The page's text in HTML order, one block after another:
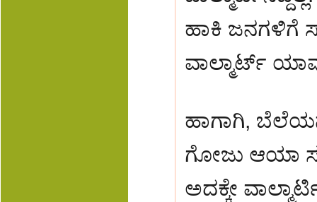
ಹಾಕಿ ಜನಗಳಿಗೆ
ವಾಲ್ಮಾರ್ಟ್
ಹಾಗಾಗಿ,
ಗೋಜು ಆಯಾ
ಅದಕ್ಕೇ